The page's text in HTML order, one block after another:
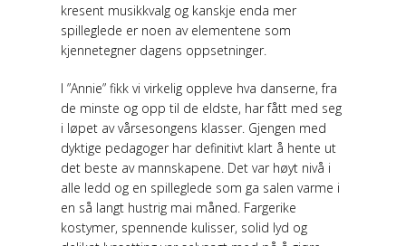
kresent musikkvalg og kanskje enda mer
spilleglede er noen av elementene som
kjennetegner dagens oppsetninger.
I ”Annie” fikk vi virkelig oppleve hva danserne, fra
de minste og opp til de eldste, har fått med seg
i løpet av vårsesongens klasser. Gjengen med
dyktige pedagoger har definitivt klart å hente ut
det beste av mannskapene. Det var høyt nivå i
alle ledd og en spilleglede som ga salen varme i
en så langt hustrig mai måned. Fargerike
kostymer, spennende kulisser, solid lyd og